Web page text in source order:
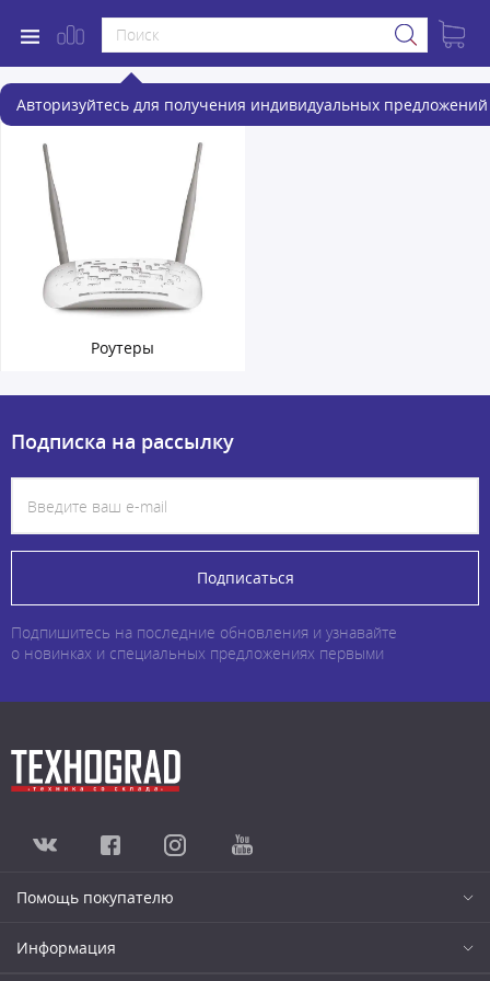
Авторизуйтесь для получения индивидуальных предложений
Сетевое оборудование
Роутеры
Подписка на рассылку
Подписаться
Подпишитесь на последние обновления и узнавайте
о новинках и специальных предложениях первыми
Помощь покупателю
Информация